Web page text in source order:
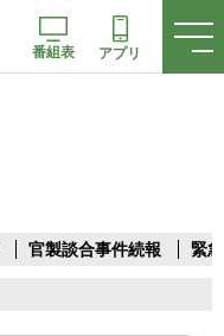
番組表 アプリ
官製談合事件続報 緊